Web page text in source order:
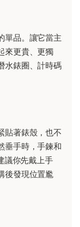
單品。讓它當主
來更貴、更獨
水錶圈、計時碼
貼著錶殼，也不
垂手時，手鍊和
議你先戴上手
後發現位置尷